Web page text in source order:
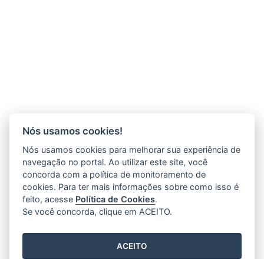
Nós usamos cookies!
Nós usamos cookies para melhorar sua experiência de
navegação no portal. Ao utilizar este site, você
concorda com a política de monitoramento de
cookies. Para ter mais informações sobre como isso é
feito, acesse Política de Cookies.
Se você concorda, clique em ACEITO.
ACEITO